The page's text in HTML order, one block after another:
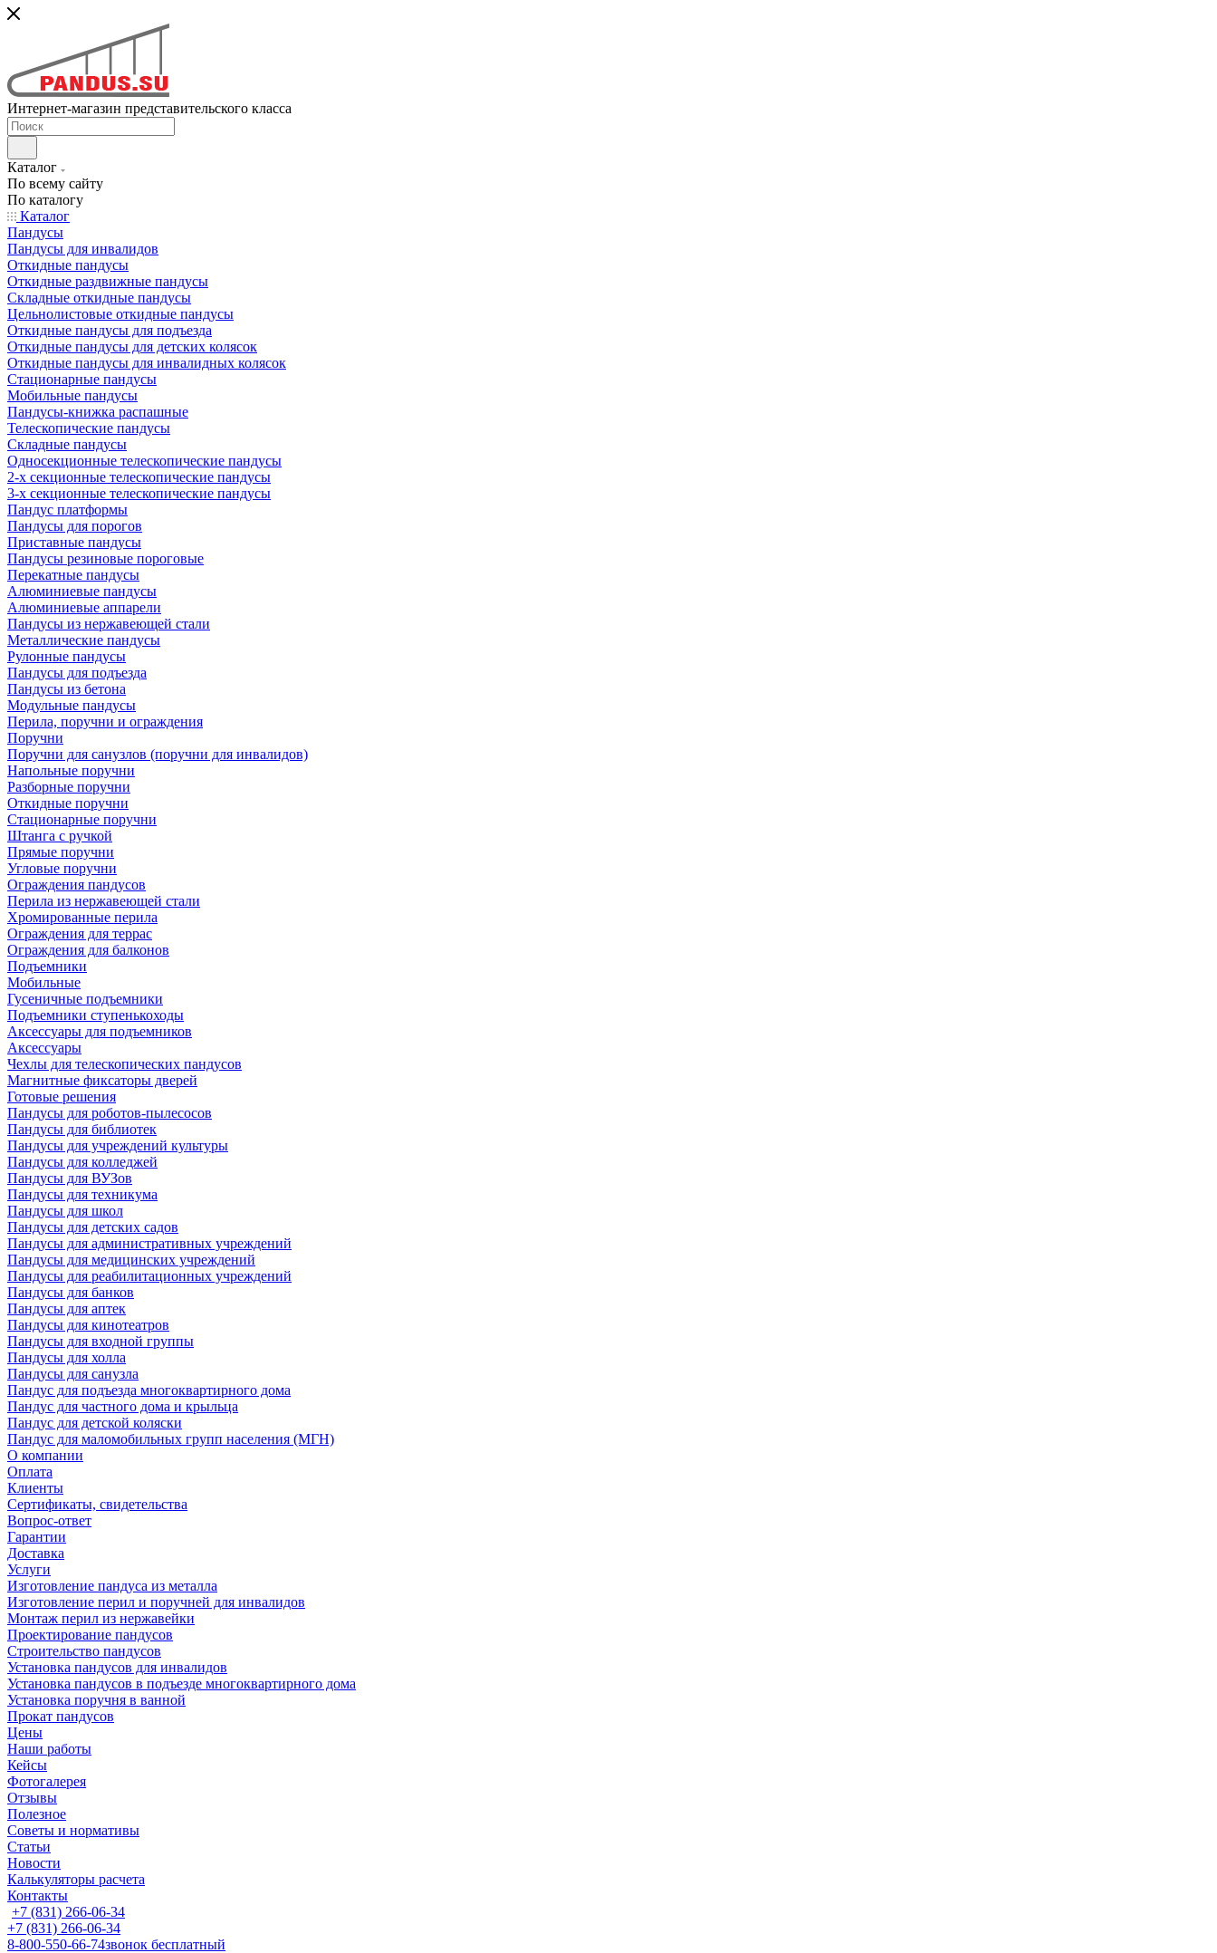
Интернет-магазин представительского класса
Каталог
По всему сайту
По каталогу
Каталог
Пандусы
Пандусы для инвалидов
Откидные пандусы
Откидные раздвижные пандусы
Складные откидные пандусы
Цельнолистовые откидные пандусы
Откидные пандусы для подъезда
Откидные пандусы для детских колясок
Откидные пандусы для инвалидных колясок
Стационарные пандусы
Мобильные пандусы
Пандусы-книжка распашные
Телескопические пандусы
Складные пандусы
Односекционные телескопические пандусы
2-х секционные телескопические пандусы
3-х секционные телескопические пандусы
Пандус платформы
Пандусы для порогов
Приставные пандусы
Пандусы резиновые пороговые
Перекатные пандусы
Алюминиевые пандусы
Алюминиевые аппарели
Пандусы из нержавеющей стали
Металлические пандусы
Рулонные пандусы
Пандусы для подъезда
Пандусы из бетона
Модульные пандусы
Перила, поручни и ограждения
Поручни
Поручни для санузлов (поручни для инвалидов)
Напольные поручни
Разборные поручни
Откидные поручни
Стационарные поручни
Штанга с ручкой
Прямые поручни
Угловые поручни
Ограждения пандусов
Перила из нержавеющей стали
Хромированные перила
Ограждения для террас
Ограждения для балконов
Подъемники
Мобильные
Гусеничные подъемники
Подъемники ступенькоходы
Аксессуары для подъемников
Аксессуары
Чехлы для телескопических пандусов
Магнитные фиксаторы дверей
Готовые решения
Пандусы для роботов-пылесосов
Пандусы для библиотек
Пандусы для учреждений культуры
Пандусы для колледжей
Пандусы для ВУЗов
Пандусы для техникума
Пандусы для школ
Пандусы для детских садов
Пандусы для административных учреждений
Пандусы для медицинских учреждений
Пандусы для реабилитационных учреждений
Пандусы для банков
Пандусы для аптек
Пандусы для кинотеатров
Пандусы для входной группы
Пандусы для холла
Пандусы для санузла
Пандус для подъезда многоквартирного дома
Пандус для частного дома и крыльца
Пандус для детской коляски
Пандус для маломобильных групп населения (МГН)
О компании
Оплата
Клиенты
Сертификаты, свидетельства
Вопрос-ответ
Гарантии
Доставка
Услуги
Изготовление пандуса из металла
Изготовление перил и поручней для инвалидов
Монтаж перил из нержавейки
Проектирование пандусов
Строительство пандусов
Установка пандусов для инвалидов
Установка пандусов в подъезде многоквартирного дома
Установка поручня в ванной
Прокат пандусов
Цены
Наши работы
Кейсы
Фотогалерея
Отзывы
Полезное
Советы и нормативы
Статьи
Новости
Калькуляторы расчета
Контакты
+7 (831) 266-06-34
+7 (831) 266-06-34
8-800-550-66-74звонок бесплатный